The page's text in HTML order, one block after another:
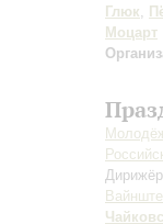
Глюк,
Моцарт